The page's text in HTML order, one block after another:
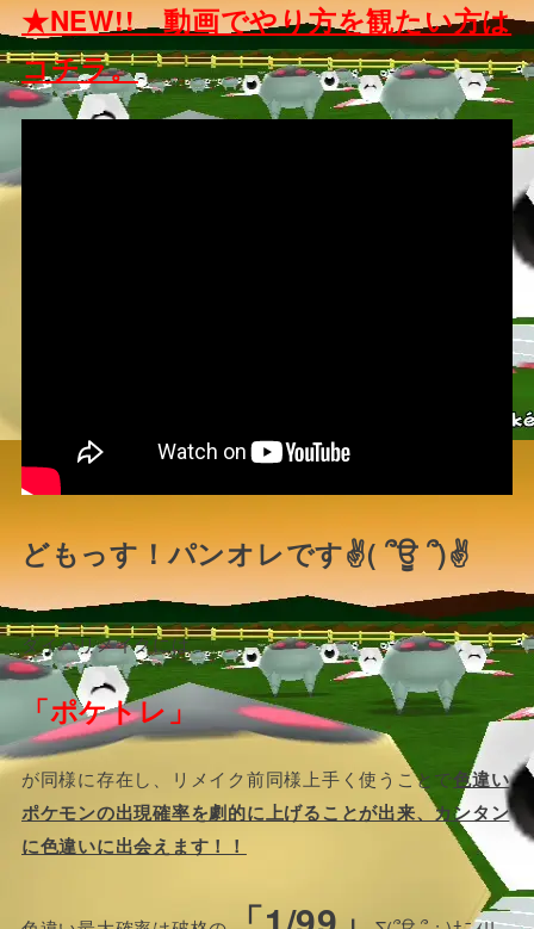
★NEW!! 動画でやり方を観たい方は
コチラ。
どもっす！パンオレです✌( ՞ਊ ՞)✌
ダイパリメイクには
「ポケトレ」
が同様に存在し、リメイク前同様上手く使うことで色違い
ポケモンの出現確率を劇的に上げることが出来、カンタン
に色違いに出会えます！！